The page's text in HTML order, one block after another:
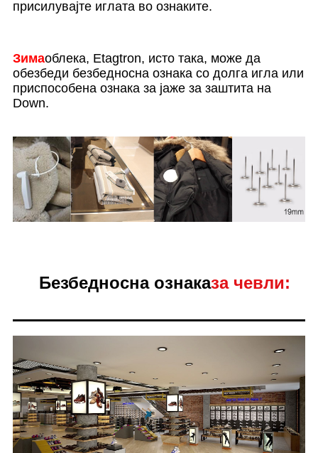
присилувајте иглата во ознаките.
Зимаоблека, Etagtron, исто така, може да
обезбеди безбедносна ознака со долга игла или
приспособена ознака за јаже за заштита на
Down.
Безбедносна ознаказа чевли: